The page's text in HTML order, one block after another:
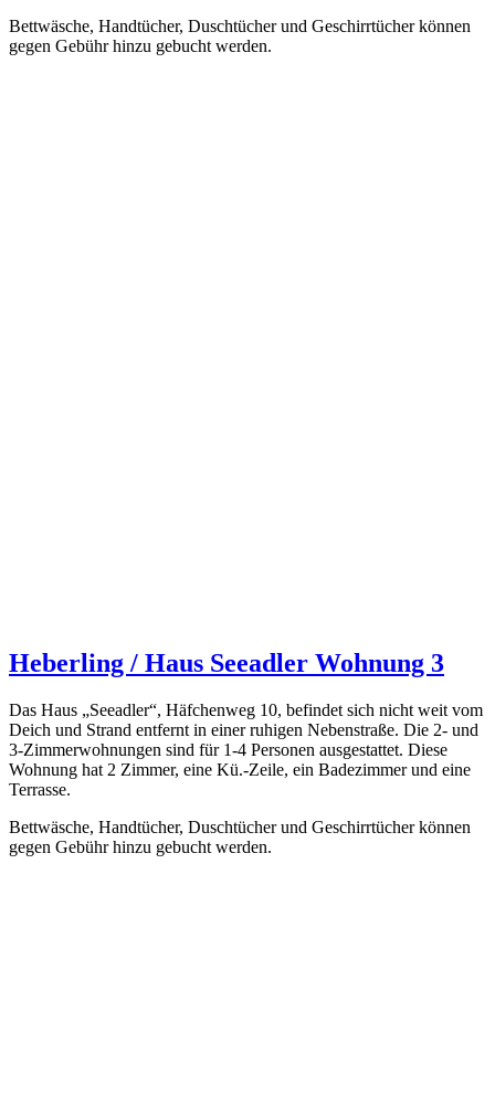
Bettwäsche, Handtücher, Duschtücher und Geschirrtücher können
gegen Gebühr hinzu gebucht werden.
Heberling / Haus Seeadler Wohnung 3
Das Haus „Seeadler“, Häfchenweg 10, befindet sich nicht weit vom
Deich und Strand entfernt in einer ruhigen Nebenstraße. Die 2- und
3-Zimmerwohnungen sind für 1-4 Personen ausgestattet. Diese
Wohnung hat 2 Zimmer, eine Kü.-Zeile, ein Badezimmer und eine
Terrasse.
Bettwäsche, Handtücher, Duschtücher und Geschirrtücher können
gegen Gebühr hinzu gebucht werden.